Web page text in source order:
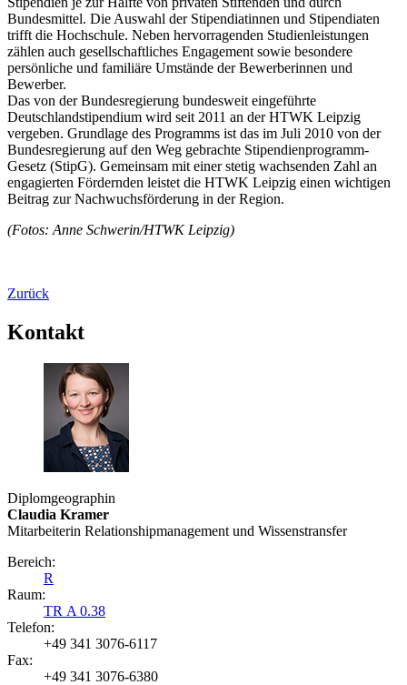
Bundesmittel. Die Auswahl der Stipendiatinnen und Stipendiaten
trifft die Hochschule. Neben hervorragenden Studienleistungen
zählen auch gesellschaftliches Engagement sowie besondere
persönliche und familiäre Umstände der Bewerberinnen und
Bewerber.
Das von der Bundesregierung bundesweit eingeführte
Deutschlandstipendium wird seit 2011 an der HTWK Leipzig
vergeben. Grundlage des Programms ist das im Juli 2010 von der
Bundesregierung auf den Weg gebrachte Stipendienprogramm-
Gesetz (StipG). Gemeinsam mit einer stetig wachsenden Zahl an
engagierten Fördernden leistet die HTWK Leipzig einen wichtigen
Beitrag zur Nachwuchsförderung in der Region.
(Fotos: Anne Schwerin/HTWK Leipzig)
Zurück
Kontakt
Diplomgeographin
Claudia Kramer
Mitarbeiterin Relationshipmanagement und Wissenstransfer
Bereich:
R
Raum:
TR A 0.38
Telefon:
+49 341 3076-6117
Fax:
+49 341 3076-6380